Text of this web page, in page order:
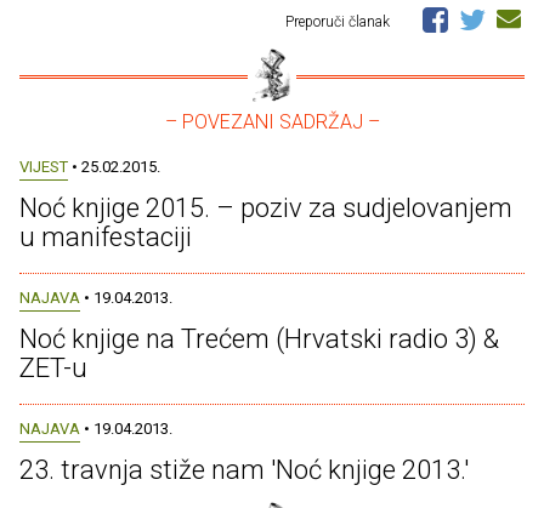
Preporuči članak
– POVEZANI SADRŽAJ –
VIJEST • 25.02.2015.
Noć knjige 2015. – poziv za sudjelovanjem
u manifestaciji
NAJAVA • 19.04.2013.
Noć knjige na Trećem (Hrvatski radio 3) &
ZET-u
NAJAVA • 19.04.2013.
23. travnja stiže nam 'Noć knjige 2013.'